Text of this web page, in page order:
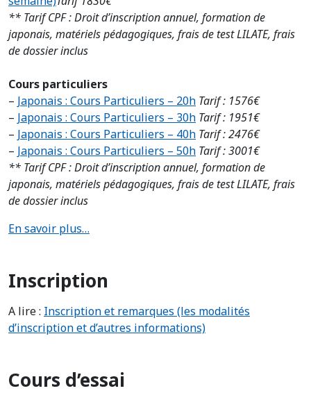
** Tarif CPF : Droit d’inscription annuel, formation de
japonais, matériels pédagogiques, frais de test LILATE, frais
de dossier inclus
Cours particuliers
– Japonais : Cours Particuliers – 20h Tarif : 1576€
– Japonais : Cours Particuliers – 30h Tarif : 1951€
– Japonais : Cours Particuliers – 40h Tarif : 2476€
– Japonais : Cours Particuliers – 50h Tarif : 3001€
** Tarif CPF : Droit d’inscription annuel, formation de
japonais, matériels pédagogiques, frais de test LILATE, frais
de dossier inclus
En savoir plus…
Inscription
A lire : Inscription et remarques (les modalités
d’inscription et d’autres informations)
Cours d’essai